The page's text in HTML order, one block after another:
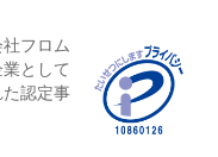
フロム
として
認定事